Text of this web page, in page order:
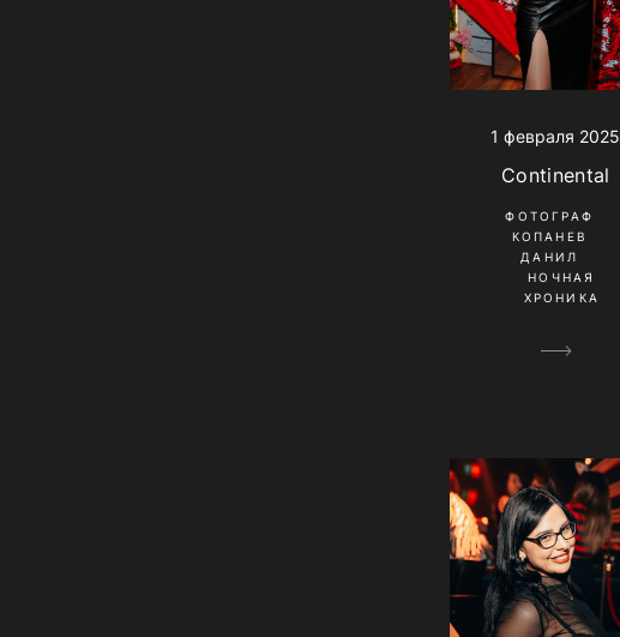
1 февраля 2025
Continental
ФОТОГРАФ
КОПАНЕВ
ДАНИЛ
НОЧНАЯ
ХРОНИКА